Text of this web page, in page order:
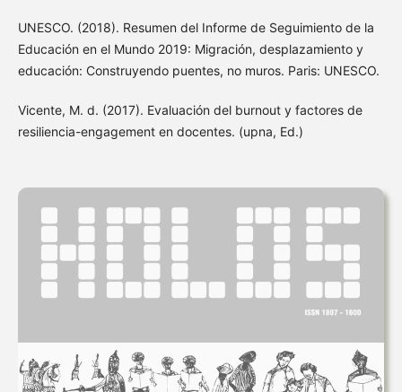
UNESCO. (2018). Resumen del Informe de Seguimiento de la
Educación en el Mundo 2019: Migración, desplazamiento y
educación: Construyendo puentes, no muros. Paris: UNESCO.
Vicente, M. d. (2017). Evaluación del burnout y factores de
resiliencia-engagement en docentes. (upna, Ed.)